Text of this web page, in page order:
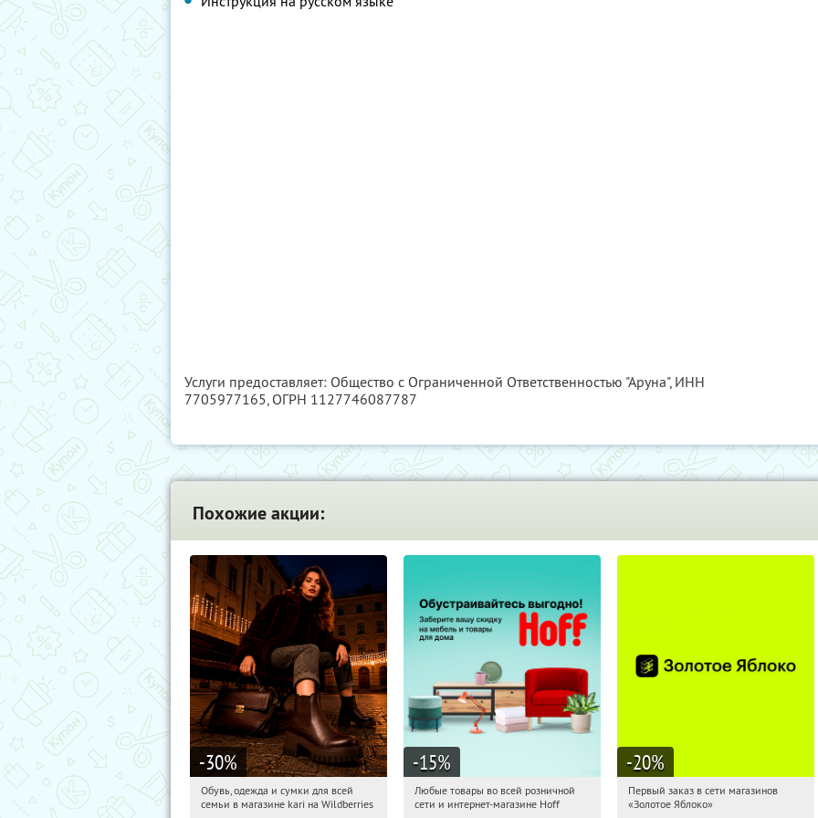
Услуги предоставляет: Общество с Ограниченной Ответственностью "Аруна", ИНН
7705977165, ОГРН 1127746087787
Похожие акции:
-30%
00:07:53 Получили:
Обувь, одежда и сумки для всей
семьи в магазине kari на Wildberries
-15%
00:07:53 Получили:
Любые товары во всей розничной
сети и интернет-магазине Hoff
-20%
00:07:53
Получи первым!
Первый заказ в сети магазинов
«Золотое Яблоко»